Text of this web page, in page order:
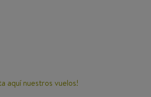
aquí nuestros vuelos!